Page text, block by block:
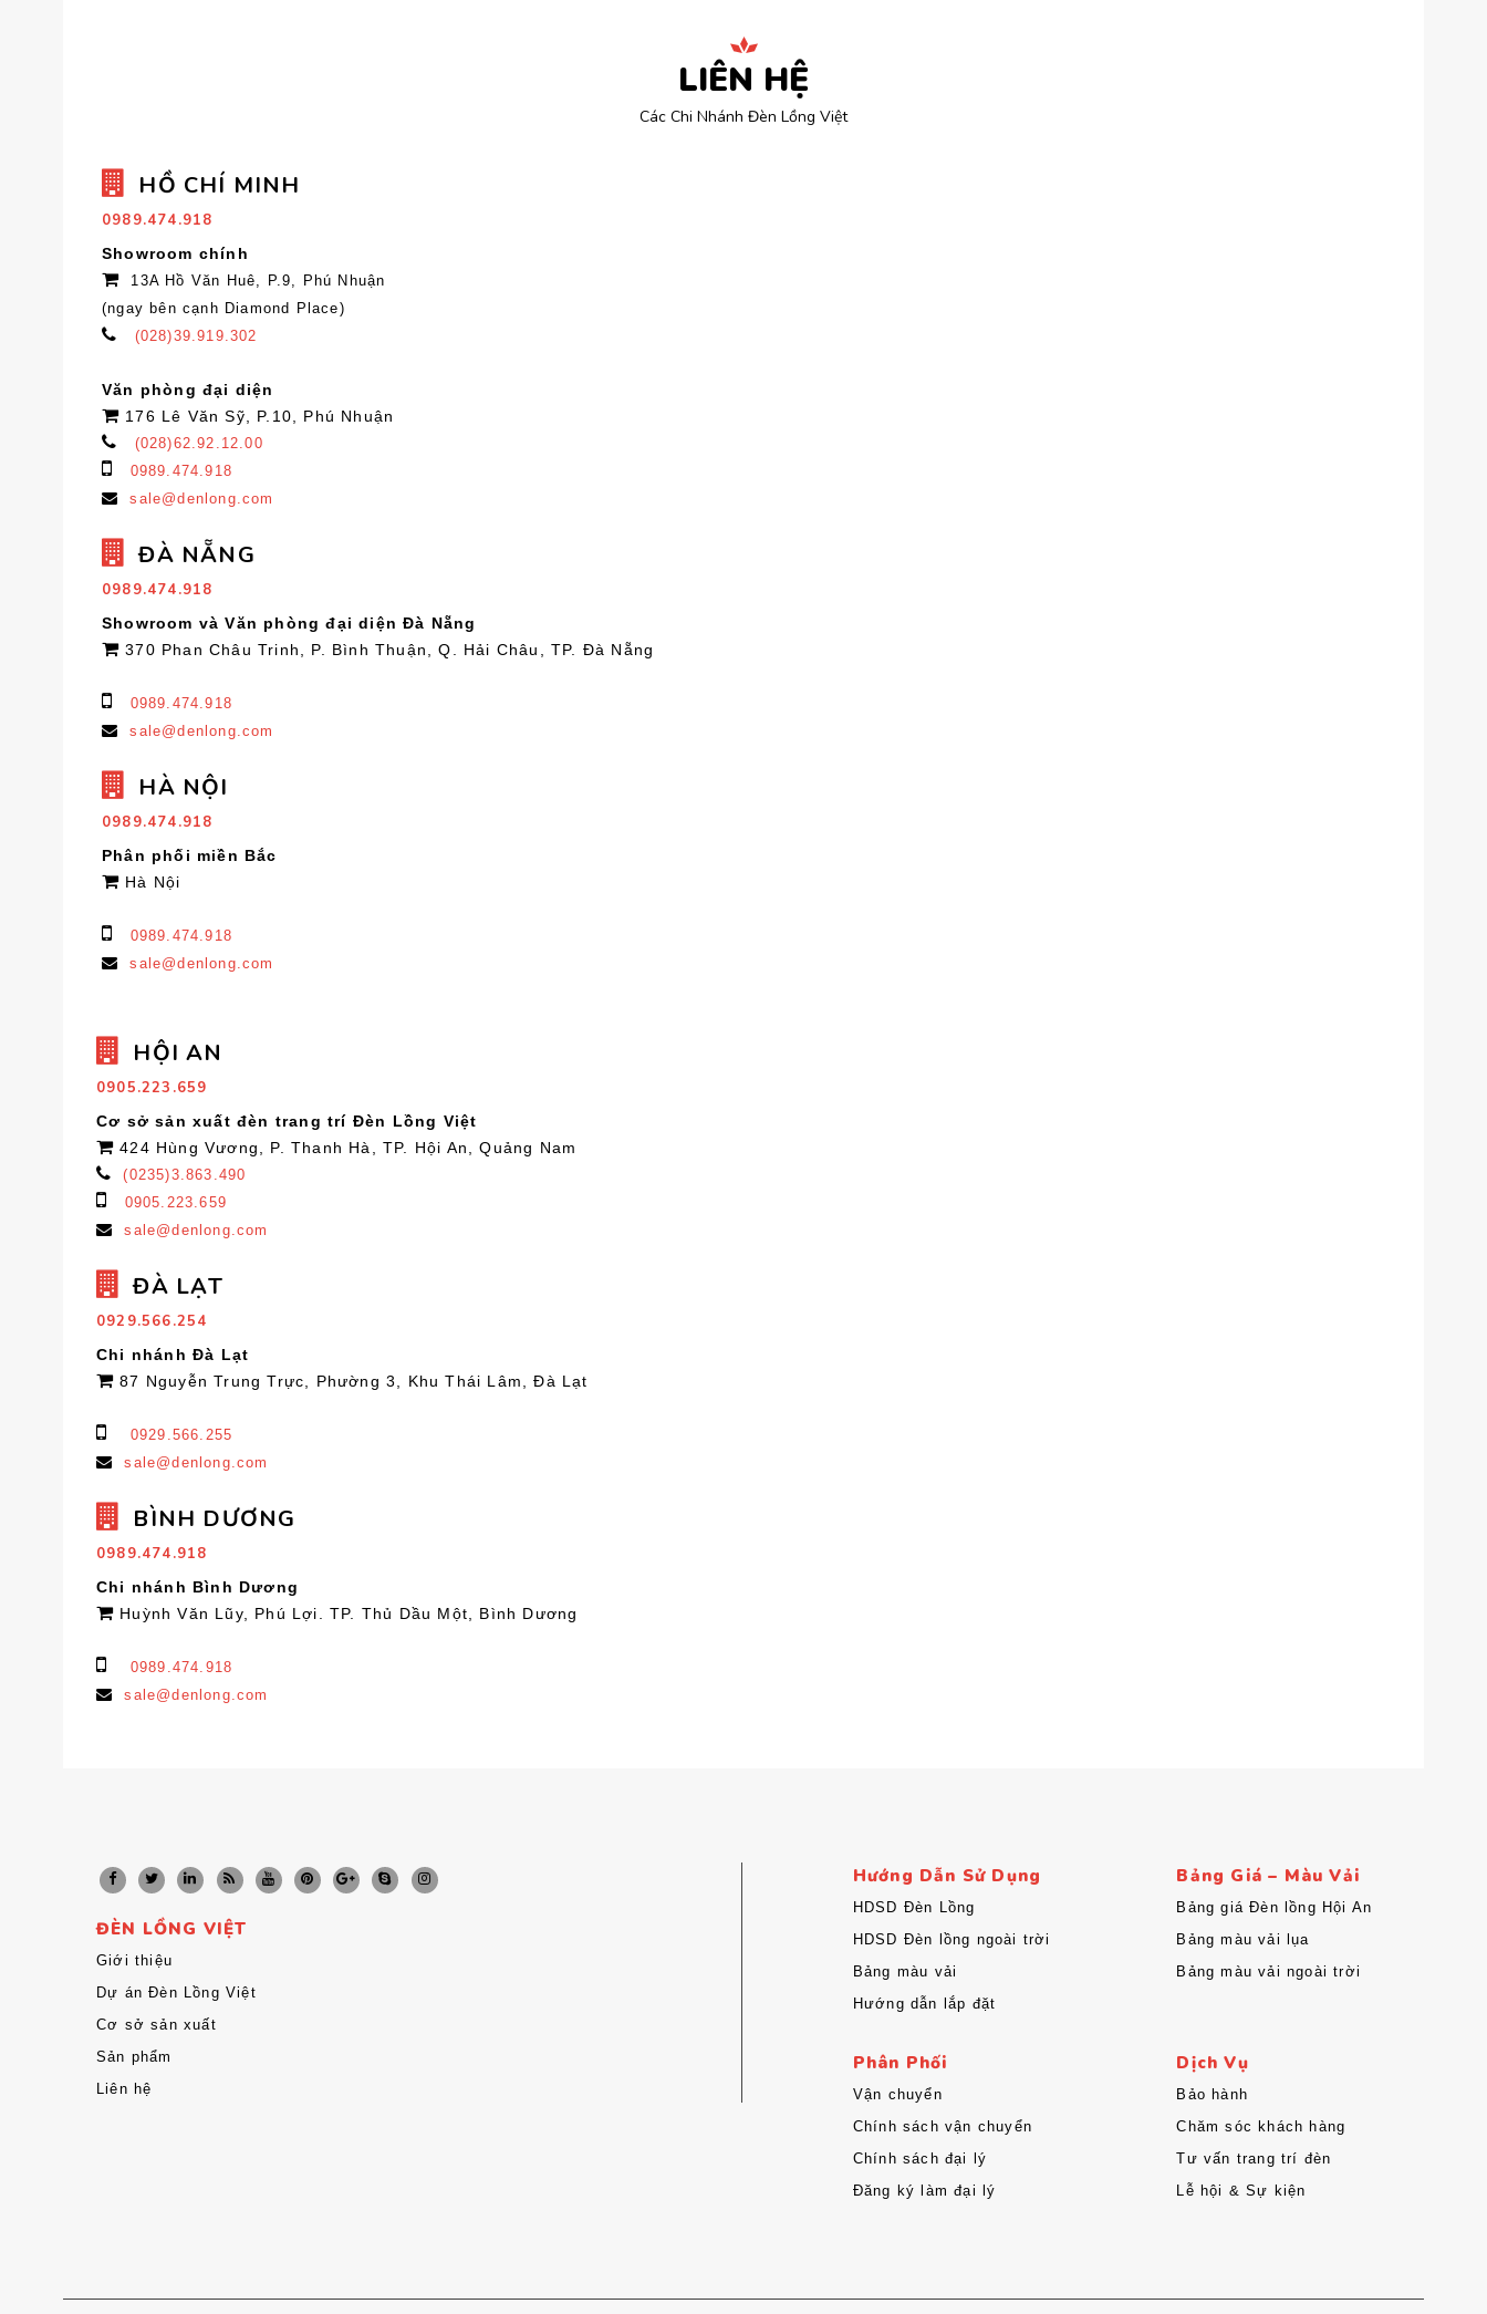
LIÊN HỆ
Các Chi Nhánh Đèn Lồng Việt
HỒ CHÍ MINH
0989.474.918
Showroom chính
13A Hồ Văn Huê, P.9, Phú Nhuận
(ngay bên cạnh Diamond Place)
(028)39.919.302
Văn phòng đại diện
176 Lê Văn Sỹ, P.10, Phú Nhuận
(028)62.92.12.00
0989.474.918
sale@denlong.com
ĐÀ NẴNG
0989.474.918
Showroom và Văn phòng đại diện Đà Nẵng
370 Phan Châu Trinh, P. Bình Thuận, Q. Hải Châu, TP. Đà Nẵng
0989.474.918
sale@denlong.com
HÀ NỘI
0989.474.918
Phân phối miền Bắc
Hà Nội
0989.474.918
sale@denlong.com
HỘI AN
0905.223.659
Cơ sở sản xuất đèn trang trí Đèn Lồng Việt
424 Hùng Vương, P. Thanh Hà, TP. Hội An, Quảng Nam
(0235)3.863.490
0905.223.659
sale@denlong.com
ĐÀ LẠT
0929.566.254
Chi nhánh Đà Lạt
87 Nguyễn Trung Trực, Phường 3, Khu Thái Lâm, Đà Lạt
0929.566.255
sale@denlong.com
BÌNH DƯƠNG
0989.474.918
Chi nhánh Bình Dương
Huỳnh Văn Lũy, Phú Lợi. TP. Thủ Dầu Một, Bình Dương
0989.474.918
sale@denlong.com
ĐÈN LỒNG VIỆT
Giới thiệu
Dự án Đèn Lồng Việt
Cơ sở sản xuất
Sản phẩm
Liên hệ
Hướng Dẫn Sử Dụng
HDSD Đèn Lồng
HDSD Đèn lồng ngoài trời
Bảng màu vải
Hướng dẫn lắp đặt
Phân Phối
Vận chuyển
Chính sách vận chuyển
Chính sách đại lý
Đăng ký làm đại lý
Bảng Giá – Màu Vải
Bảng giá Đèn lồng Hội An
Bảng màu vải lụa
Bảng màu vải ngoài trời
Dịch Vụ
Bảo hành
Chăm sóc khách hàng
Tư vấn trang trí đèn
Lễ hội & Sự kiện